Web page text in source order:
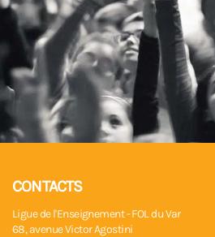
CONTACTS
Ligue de l'Enseignement - FOL du Var
68, avenue Victor Agostini